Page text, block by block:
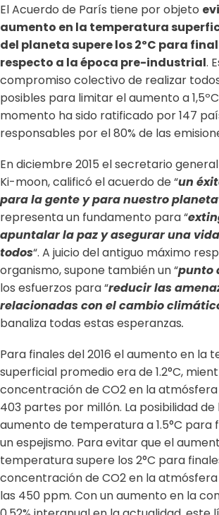
El Acuerdo de París tiene por objeto
aumento en la temperatura
del planeta supere los 2ºC para
respecto a la época pre-industrial.
compromiso colectivo de realizar
posibles para limitar el aumento a
momento ha sido ratificado por 147
responsables por el 80% de las
En diciembre 2015 el secretario general
Ki-moon, calificó el acuerdo de “un
para la gente y para nuestro planeta
representa un fundamento para “
apuntalar la paz y asegurar una
todos“. A juicio del antiguo máximo
organismo, supone también un “punto
los esfuerzos para “reducir las
relacionadas con el cambio
banaliza todas estas esperanzas.
Para finales del 2016 el aumento en la
superficial promedio era de 1.2°C,
concentración de CO2 en la
403 partes por millón. La posibilidad
aumento de temperatura a 1.5°C para
un espejismo. Para evitar que el
temperatura supere los 2°C para
concentración de CO2 en la
las 450 ppm. Con un aumento en la